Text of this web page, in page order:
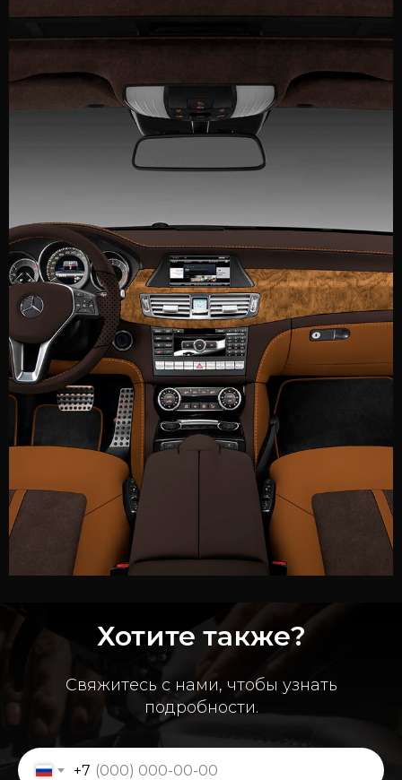
Хотите также?
Свяжитесь с нами, чтобы узнать
подробности.
+7